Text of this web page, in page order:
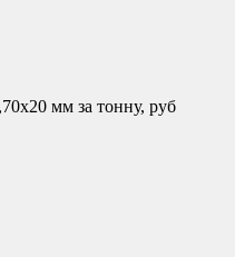
мм за тонну, руб